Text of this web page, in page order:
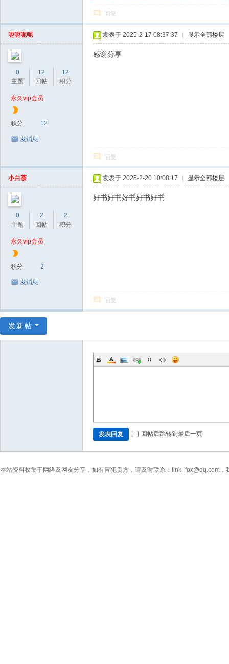
回复
呃呃呃呃
0
主题
12
回帖
12
积分
永久vip会员
积分 12
发消息
发表于 2025-2-17 08:37:37 显示全部楼层
感谢分享
回复
小白荼
0
主题
2
回帖
2
积分
永久vip会员
积分 2
发消息
发表于 2025-2-20 10:08:17 显示全部楼层
好书好书好书好书好书
回复
发新帖
发表回复 回帖后跳转到最后一页
本站资料收集于网络及网友分享，如有冒犯贵方，请及时联系：link_fox@qq.com，